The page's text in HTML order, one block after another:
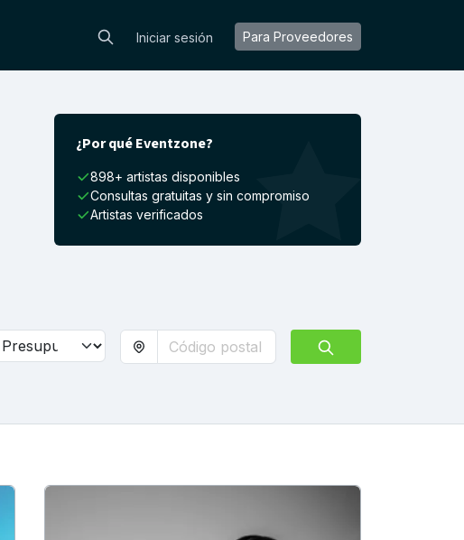
Iniciar sesión Para Proveedores
¿Por qué Eventzone?
898+ artistas disponibles
Consultas gratuitas y sin compromiso
Artistas verificados